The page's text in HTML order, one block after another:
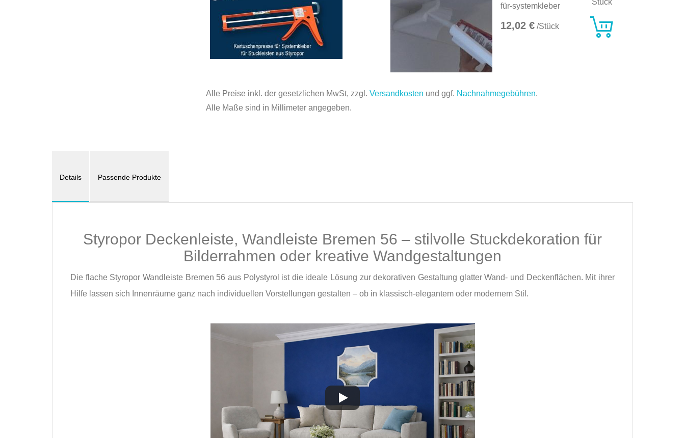
für-systemkleber
12,02 € /Stück
Stück
Alle Preise inkl. der gesetzlichen MwSt, zzgl.Versandkosten und ggf. Nachnahmegebühren.
Alle Maße sind in Millimeter angegeben.
Details
Styropor Deckenleiste, Wandleiste Bremen 56 – stilvolle Stuckdekoration für
Bilderrahmen oder kreative Wandgestaltungen
Die flache Styropor Wandleiste Bremen 56 aus Polystyrol ist die ideale Lösung zur dekorativen Gestaltung glatter Wand- und Deckenflächen. Mit ihrer
Hilfe lassen sich Innenräume ganz nach individuellen Vorstellungen gestalten – ob in klassisch-elegantem oder modernem Stil.
Passende Produkte